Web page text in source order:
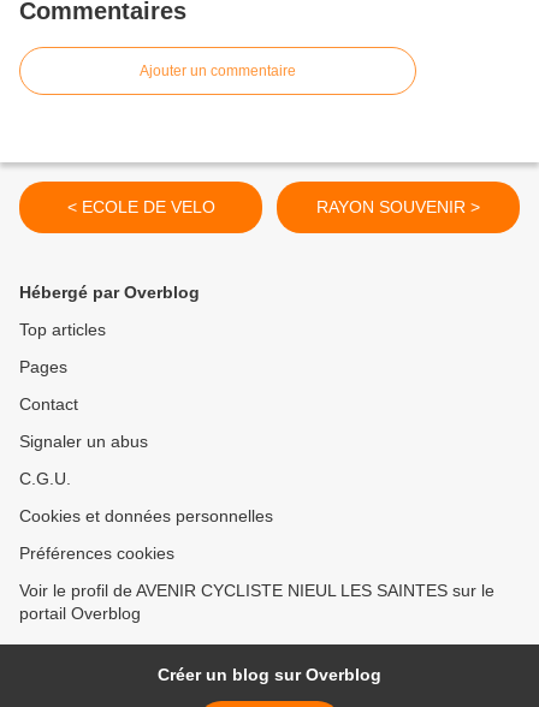
Commentaires
Ajouter un commentaire
< ECOLE DE VELO RAYON SOUVENIR >
Hébergé par Overblog
Top articles
Pages
Contact
Signaler un abus
C.G.U.
Cookies et données personnelles
Préférences cookies
Voir le profil de AVENIR CYCLISTE NIEUL LES SAINTES sur le
portail Overblog
Créer un blog sur Overblog